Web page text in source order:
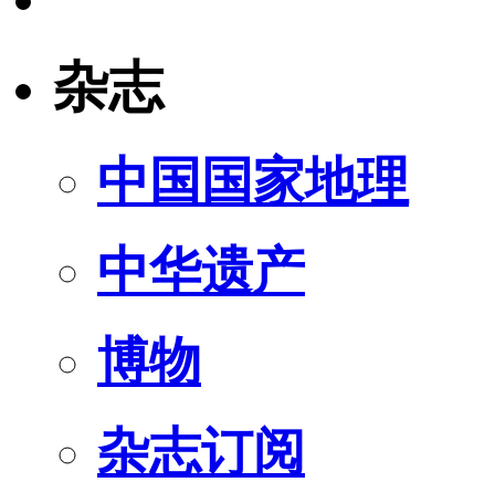
杂志
中国国家地理
中华遗产
博物
杂志订阅